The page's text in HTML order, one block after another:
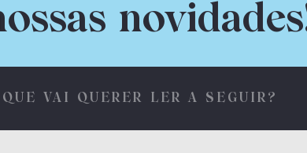
VAI QUERER LER A SEGUIR?